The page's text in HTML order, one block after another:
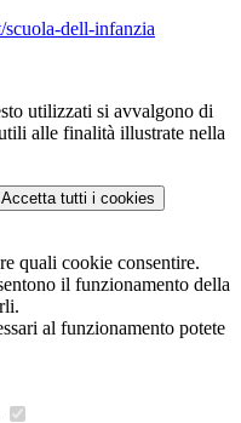
dell-infanzia
utilizzati si avvalgono di
alle finalità illustrate nella
Accetta tutti i cookies
quali cookie consentire.
il funzionamento della
al funzionamento potete